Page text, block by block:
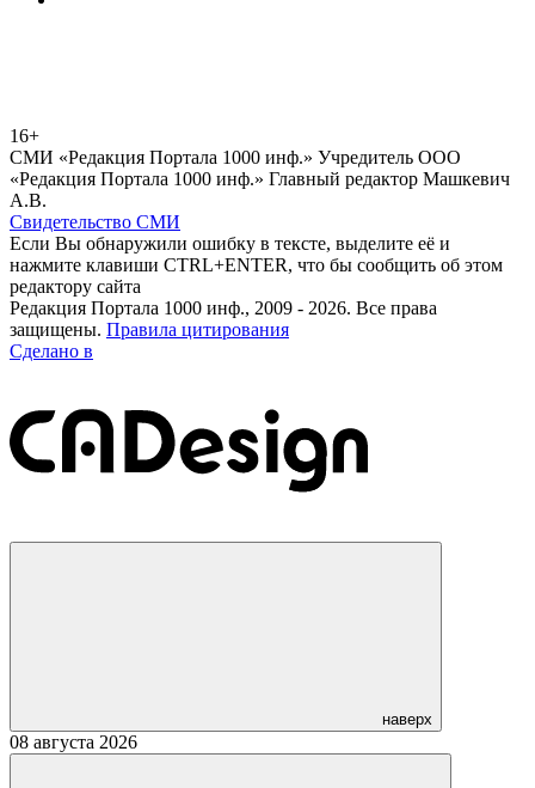
16+
СМИ «Редакция Портала 1000 инф.» Учредитель ООО
«Редакция Портала 1000 инф.» Главный редактор Машкевич
А.В.
Свидетельство СМИ
Если Вы обнаружили ошибку в тексте, выделите её и
нажмите клавиши CTRL+ENTER, что бы сообщить об этом
редактору сайта
Редакция Портала 1000 инф., 2009 - 2026. Все права
защищены. Правила цитирования
Сделано в
наверх
08 августа 2026